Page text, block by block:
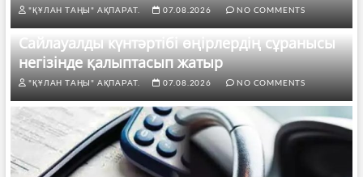
"ҚҰЛАН ТАҢЫ" АҚПАРАТ. 07.08.2026 NO COMMENTS
Сайлауалды күнтәртібі өңірлердің сұранысы
негізінде қалыптасып жатыр
"ҚҰЛАН ТАҢЫ" АҚПАРАТ. 07.08.2026 NO COMMENTS